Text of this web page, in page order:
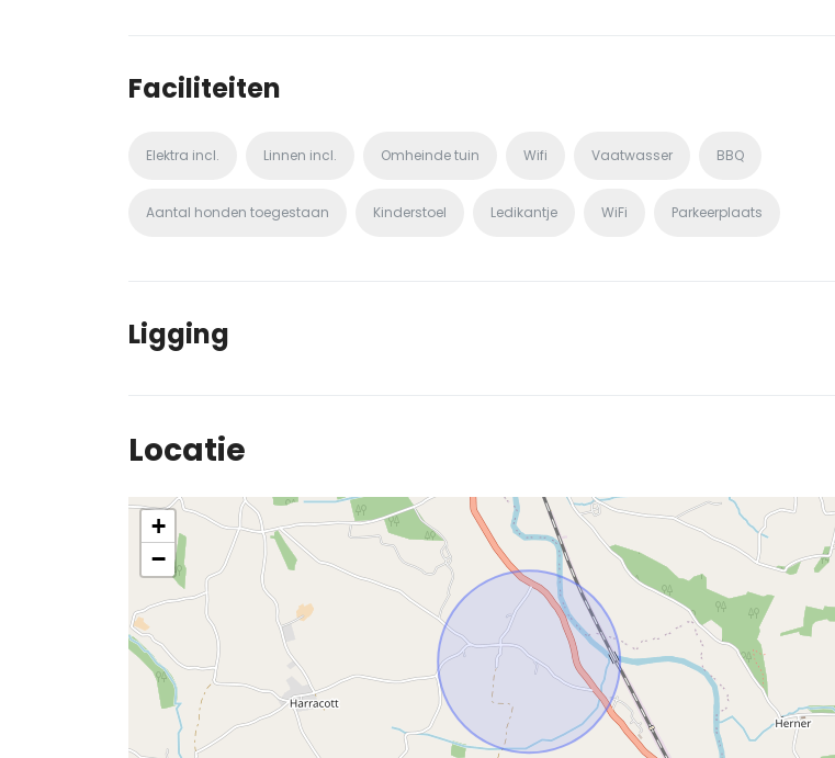
Faciliteiten
Elektra incl. Linnen incl. Omheinde tuin Wifi Vaatwasser BBQ
Aantal honden toegestaan Kinderstoel Ledikantje WiFi Parkeerplaats
Ligging
Locatie
+
−